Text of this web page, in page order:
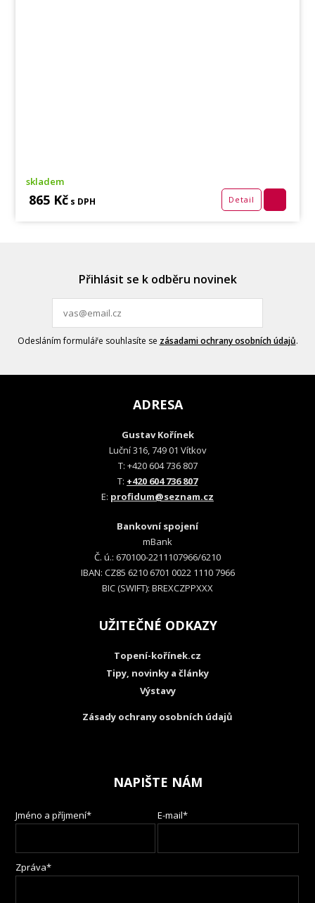
skladem
865 Kč s DPH Detail
Přihlásit se k odběru novinek
Odesláním formuláře souhlasíte se zásadami ochrany osobních údajů.
ADRESA
Gustav Kořínek
Luční 316, 749 01 Vítkov
T: +420 604 736 807
T: +420 604 736 807
E: profidum@seznam.cz
Bankovní spojení
mBank
Č. ú.: 670100-2211107966/6210
IBAN: CZ85 6210 6701 0022 1110 7966
BIC (SWIFT): BREXCZPPXXX
UŽITEČNÉ ODKAZY
Topení-kořínek.cz
Tipy, novinky a články
Výstavy
Zásady ochrany osobních údajů
NAPIŠTE NÁM
Jméno a příjmení* E-mail*
Zpráva*